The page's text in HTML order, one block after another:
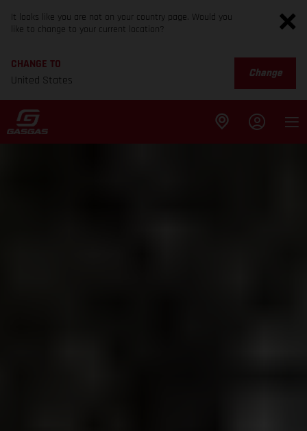
It looks like you are not on your country page. Would you
like to change to your current location?
CHANGE TO
United States
Change